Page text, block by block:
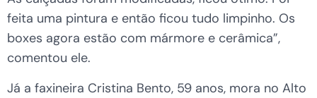
feita uma pintura e então ficou tudo limpinho. Os
boxes agora estão com mármore e cerâmica”,
comentou ele.
Já a faxineira Cristina Bento, 59 anos, mora no Alto